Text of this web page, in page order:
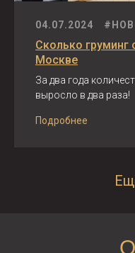
04.07.2024
Сколько груминг
Москве
За два года
выросло в два раза!
Подробнее